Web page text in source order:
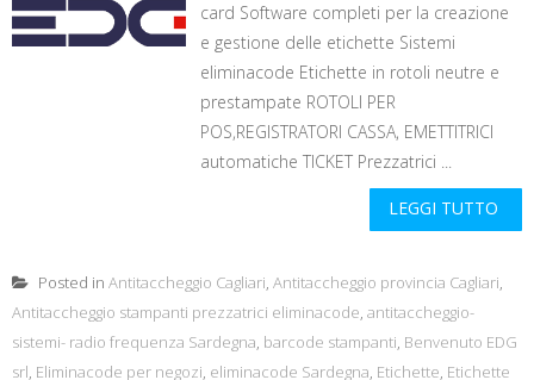
card Software completi per la creazione
e gestione delle etichette Sistemi
eliminacode Etichette in rotoli neutre e
prestampate ROTOLI PER
POS,REGISTRATORI CASSA, EMETTITRICI
automatiche TICKET Prezzatrici ...
LEGGI TUTTO
Posted in Antitaccheggio Cagliari, Antitaccheggio provincia Cagliari,
Antitaccheggio stampanti prezzatrici eliminacode, antitaccheggio-
sistemi- radio frequenza Sardegna, barcode stampanti, Benvenuto EDG
srl, Eliminacode per negozi, eliminacode Sardegna, Etichette, Etichette